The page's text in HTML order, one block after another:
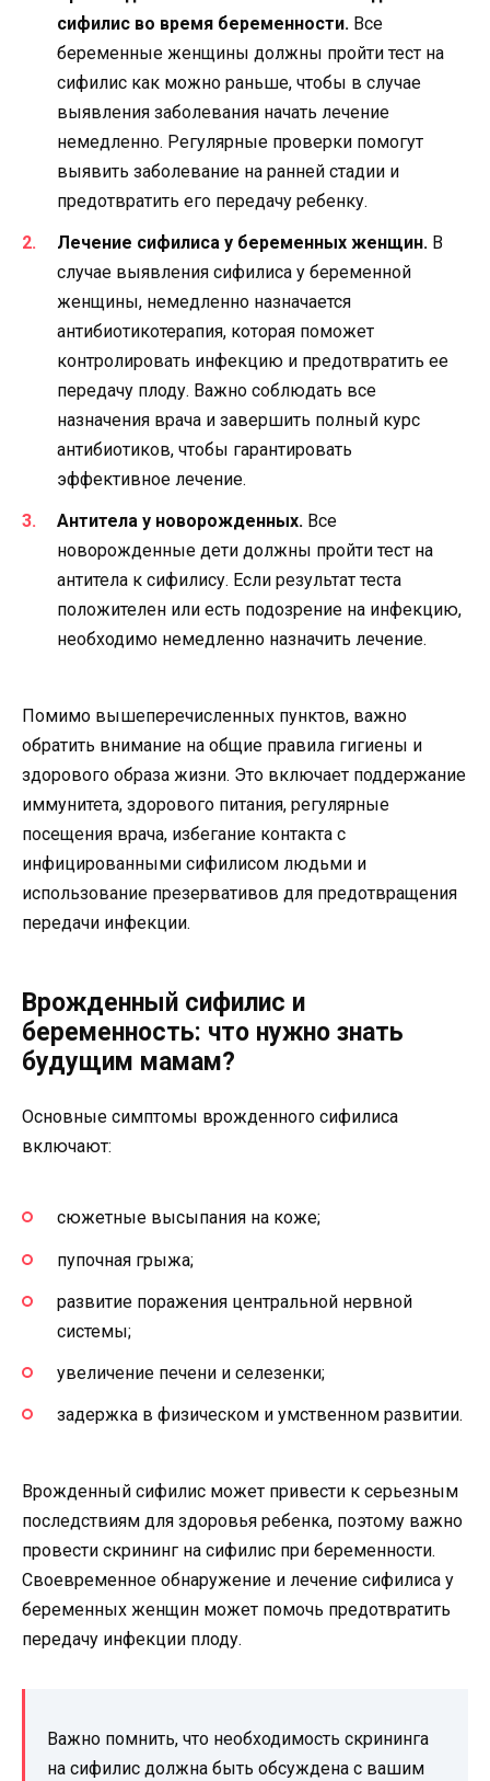
сифилис во время беременности. Все
беременные женщины должны пройти тест на
сифилис как можно раньше, чтобы в случае
выявления заболевания начать лечение
немедленно. Регулярные проверки помогут
выявить заболевание на ранней стадии и
предотвратить его передачу ребенку.
Лечение сифилиса у беременных женщин. В
случае выявления сифилиса у беременной
женщины, немедленно назначается
антибиотикотерапия, которая поможет
контролировать инфекцию и предотвратить ее
передачу плоду. Важно соблюдать все
назначения врача и завершить полный курс
антибиотиков, чтобы гарантировать
эффективное лечение.
Антитела у новорожденных. Все
новорожденные дети должны пройти тест на
антитела к сифилису. Если результат теста
положителен или есть подозрение на инфекцию,
необходимо немедленно назначить лечение.
Помимо вышеперечисленных пунктов, важно
обратить внимание на общие правила гигиены и
здорового образа жизни. Это включает поддержание
иммунитета, здорового питания, регулярные
посещения врача, избегание контакта с
инфицированными сифилисом людьми и
использование презервативов для предотвращения
передачи инфекции.
Врожденный сифилис и
беременность: что нужно знать
будущим мамам?
Основные симптомы врожденного сифилиса
включают:
сюжетные высыпания на коже;
пупочная грыжа;
развитие поражения центральной нервной
системы;
увеличение печени и селезенки;
задержка в физическом и умственном развитии.
Врожденный сифилис может привести к серьезным
последствиям для здоровья ребенка, поэтому важно
провести скрининг на сифилис при беременности.
Своевременное обнаружение и лечение сифилиса у
беременных женщин может помочь предотвратить
передачу инфекции плоду.
Важно помнить, что необходимость скрининга
на сифилис должна быть обсуждена с вашим